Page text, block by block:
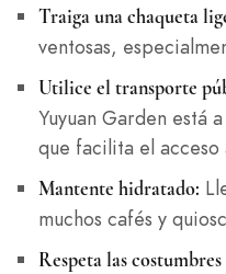
Traiga una chaqueta
ventosas,
Utilice el transporte
Yuyuan Garden está
que facilita el
Mantente hidratado:
muchos cafés y
Respeta las